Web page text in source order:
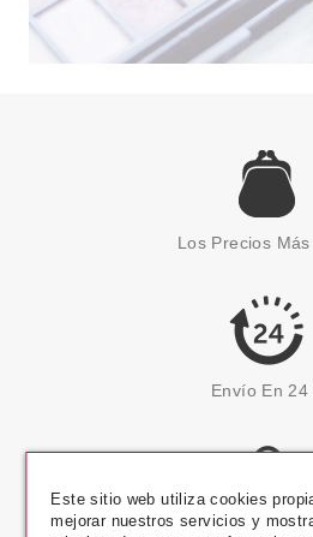
Los Precios
Envío En 24
Este sitio web utiliza cookies
mejorar nuestros servicios y